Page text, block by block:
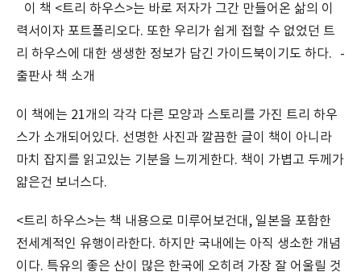
이 책 <트리 하우스>는 바로 저자가 그간 만들어온 삶의 이
력서이자 포트폴리오다. 또한 우리가 쉽게 접할 수 없었던 트
리 하우스에 대한 생생한 정보가 담긴 가이드북이기도 하다. -
출판사 책 소개
이 책에는 21개의 각각 다른 모양과 스토리를 가진 트리 하우
스가 소개되어있다. 선명한 사진과 깔끔한 글이 책이 아니라
마치 잡지를 읽고있는 기분을 느끼게한다. 책이 가볍고 두께가
얇은건 보너스다.
<트리 하우스>는 책 내용으로 미루어보건대, 일본을 포함한
전세계적인 유행이라한다. 하지만 국내에는 아직 생소한 개념
이다. 특유의 좋은 산이 많은 한국에 오히려 가장 잘 어울릴 것